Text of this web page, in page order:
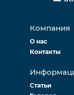
Компания
О нас
Контакты
Статьи